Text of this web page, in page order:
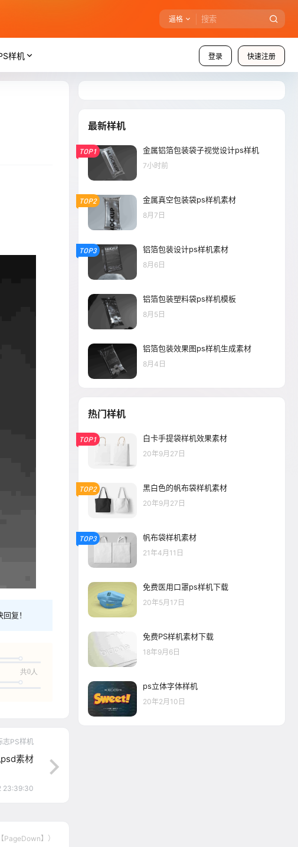
逼格
登录 快速注册
样机
复！
共0人
志PS样机
素材
23:39:30
PageDown】）
最新样机
TOP1 金属铝箔包装袋子视觉设计ps样机
7小时前
TOP2 金属真空包装袋ps样机素材
8月7日
TOP3 铝箔包装设计ps样机素材
8月6日
铝箔包装塑料袋ps样机模板
8月5日
铝箔包装效果图ps样机生成素材
8月4日
热门样机
TOP1 白卡手提袋样机效果素材
20年9月27日
TOP2 黑白色的帆布袋样机素材
20年9月27日
TOP3 帆布袋样机素材
21年4月11日
免费医用口罩ps样机下载
20年5月17日
免费PS样机素材下载
18年9月6日
ps立体字体样机
20年2月10日